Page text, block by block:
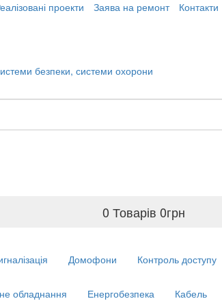
проекти Заява на ремонт Контакти
0 Товарів 0грн
Домофони Контроль доступу
обладнання Енергобезпека Кабель